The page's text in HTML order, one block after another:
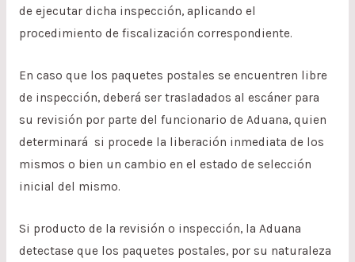
de ejecutar dicha inspección, aplicando el
procedimiento de fiscalización correspondiente.
En caso que los paquetes postales se encuentren libre
de inspección, deberá ser trasladados al escáner para
su revisión por parte del funcionario de Aduana, quien
determinará si procede la liberación inmediata de los
mismos o bien un cambio en el estado de selección
inicial del mismo.
Si producto de la revisión o inspección, la Aduana
detectase que los paquetes postales, por su naturaleza